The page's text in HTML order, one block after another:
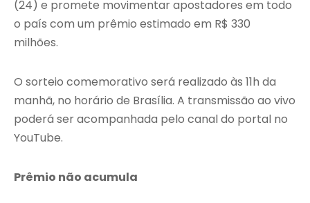
(24) e promete movimentar apostadores em todo
o país com um prêmio estimado em R$ 330
milhões.
O sorteio comemorativo será realizado às 11h da
manhã, no horário de Brasília. A transmissão ao vivo
poderá ser acompanhada pelo canal do portal no
YouTube.
Prêmio não acumula